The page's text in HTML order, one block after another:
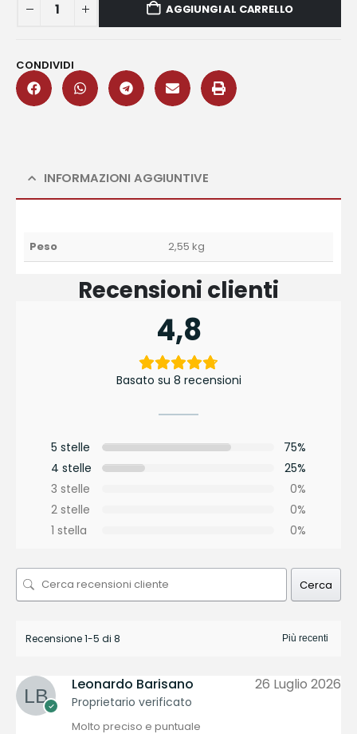
AGGIUNGI AL CARRELLO
CONDIVIDI
INFORMAZIONI AGGIUNTIVE
Peso 2,55 kg
Recensioni clienti
4,8
Basato su 8 recensioni
5 stelle
75%
4 stelle
25%
3 stelle
0%
2 stelle
0%
1 stella
0%
Cerca
Recensione 1-5 di 8
Leonardo Barisano
Proprietario verificato
26 Luglio 2026
Molto preciso e puntuale